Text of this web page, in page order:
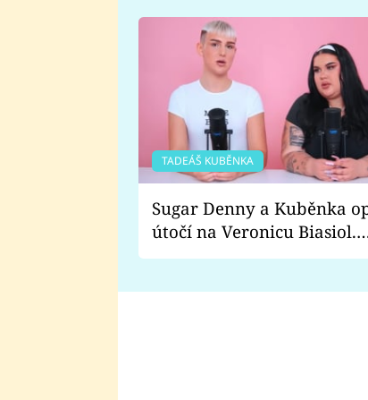
TADEÁŠ KUBĚNKA
Sugar Denny a Kuběnka
útočí na Veronicu Biasiol.
Proč je podle nich falešná